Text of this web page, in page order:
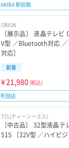
AKIBA 駅前館
ORION
〔展示品〕 液晶テレビ
V型 ／Bluetooth対応
対応］
新着
¥21,980 (税込)
町田店
TCL(ティーシーエル)
〔中古品〕 32型液晶
515 ［32V型 ／ハイビジ